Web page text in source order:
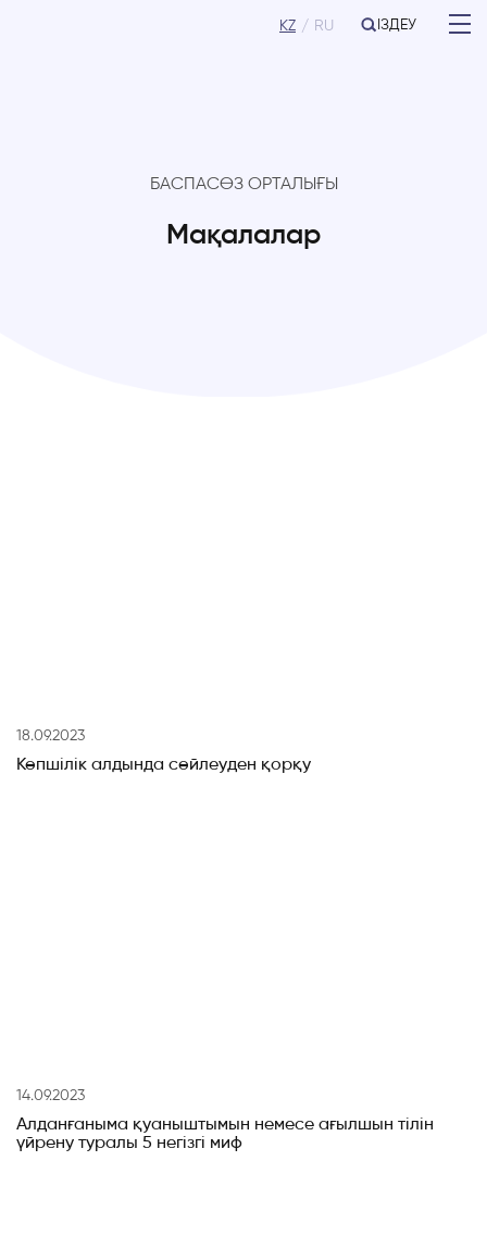
KZ RU ІЗДЕУ
БАСПАСӨЗ ОРТАЛЫҒЫ
Мақалалар
18.09.2023
Көпшілік алдында сөйлеуден қорқу
14.09.2023
Алданғаныма қуаныштымын немесе ағылшын тілін
үйрену туралы 5 негізгі миф